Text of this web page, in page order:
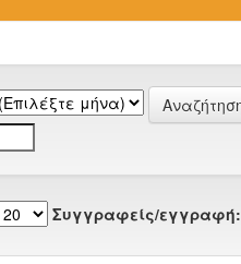
Συγγραφείς/εγγραφή: